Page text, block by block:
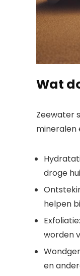
Wat
Zeewater
mineralen
droge
helpen
worden
en